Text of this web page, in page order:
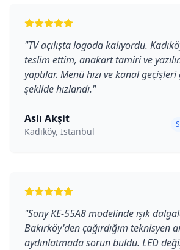
"TV açılışta logoda kalıyordu.
teslim ettim, anakart tamiri ve
yaptılar. Menü hızı ve kanal
şekilde hızlandı."
Aslı Akşit
Kadıköy, İstanbul
"Sony KE-55A8 modelinde ışık
Bakırköy'den çağırdığım teknisyen
aydınlatmada sorun buldu. LED